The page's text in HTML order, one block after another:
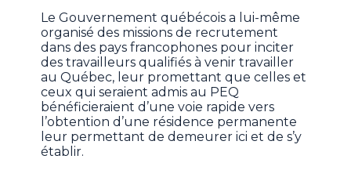
Le Gouvernement québécois a lui-même
organisé des missions de recrutement
dans des pays francophones pour inciter
des travailleurs qualifiés à venir travailler
au Québec, leur promettant que celles et
ceux qui seraient admis au PEQ
bénéficieraient d’une voie rapide vers
l’obtention d’une résidence permanente
leur permettant de demeurer ici et de s’y
établir.